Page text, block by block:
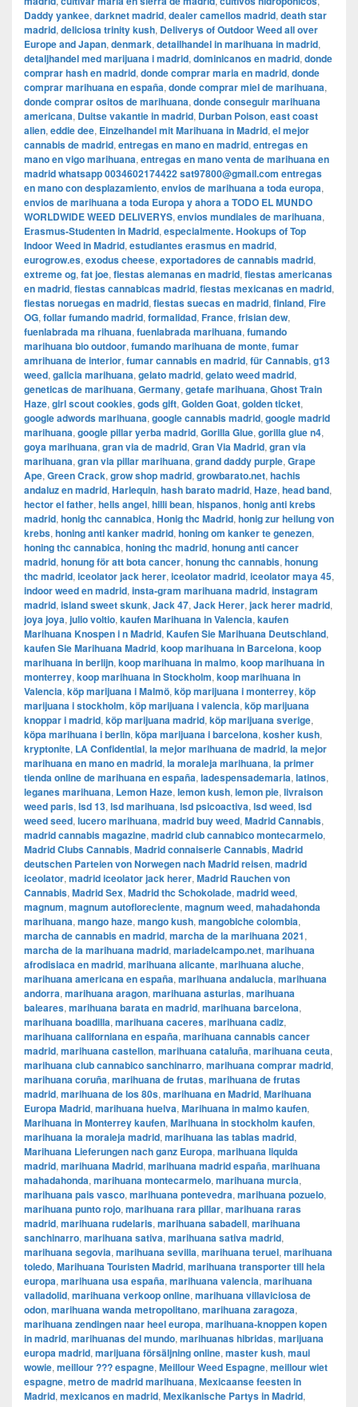
Daddy yankee, darknet madrid, dealer camellos madrid, death star
madrid, deliciosa trinity kush, Deliverys of Outdoor Weed all over
Europe and Japan, denmark, detailhandel in marihuana in madrid,
detaljhandel med marijuana i madrid, dominicanos en madrid, donde
comprar hash en madrid, donde comprar maria en madrid, donde
comprar marihuana en españa, donde comprar miel de marihuana,
donde comprar ositos de marihuana, donde conseguir marihuana
americana, Duitse vakantie in madrid, Durban Poison, east coast
alien, eddie dee, Einzelhandel mit Marihuana in Madrid, el mejor
cannabis de madrid, entregas en mano en madrid, entregas en
mano en vigo marihuana, entregas en mano venta de marihuana en
madrid whatsapp 0034602174422 sat97800@gmail.com entregas
en mano con desplazamiento, envios de marihuana a toda europa,
envios de marihuana a toda Europa y ahora a TODO EL MUNDO
WORLDWIDE WEED DELIVERYS, envios mundiales de marihuana,
Erasmus-Studenten in Madrid, especialmente. Hookups of Top
Indoor Weed in Madrid, estudiantes erasmus en madrid,
eurogrow.es, exodus cheese, exportadores de cannabis madrid,
extreme og, fat joe, fiestas alemanas en madrid, fiestas americanas
en madrid, fiestas cannabicas madrid, fiestas mexicanas en madrid,
fiestas noruegas en madrid, fiestas suecas en madrid, finland, Fire
OG, follar fumando madrid, formalidad, France, frisian dew,
fuenlabrada ma rihuana, fuenlabrada marihuana, fumando
marihuana bio outdoor, fumando marihuana de monte, fumar
amrihuana de interior, fumar cannabis en madrid, für Cannabis, g13
weed, galicia marihuana, gelato madrid, gelato weed madrid,
geneticas de marihuana, Germany, getafe marihuana, Ghost Train
Haze, girl scout cookies, gods gift, Golden Goat, golden ticket,
google adwords marihuana, google cannabis madrid, google madrid
marihuana, google pillar yerba madrid, Gorilla Glue, gorilla glue n4,
goya marihuana, gran via de madrid, ​​Gran Via Madrid, gran via
marihuana, gran via pillar marihuana, grand daddy purple, Grape
Ape, Green Crack, grow shop madrid, growbarato.net, hachis
andaluz en madrid, Harlequin, hash barato madrid, Haze, head band,
hector el father, hells angel, hilli bean, hispanos, honig anti krebs
madrid, honig thc cannabica, Honig thc Madrid, honig zur heilung von
krebs, honing anti kanker madrid, honing om kanker te genezen,
honing thc cannabica, honing thc madrid, honung anti cancer
madrid, honung för att bota cancer, honung thc cannabis, honung
thc madrid, iceolator jack herer, iceolator madrid, iceolator maya 45,
indoor weed en madrid, insta-gram marihuana madrid, instagram
madrid, island sweet skunk, Jack 47, Jack Herer, jack herer madrid,
joya joya, julio voltio, kaufen Marihuana in Valencia, kaufen
Marihuana Knospen i n Madrid, Kaufen Sie Marihuana Deutschland,
kaufen Sie Marihuana Madrid, koop marihuana in Barcelona, koop
marihuana in berlijn, koop marihuana in malmo, koop marihuana in
monterrey, koop marihuana in Stockholm, ​​koop marihuana in
Valencia, köp marijuana i Malmö, köp marijuana i monterrey, köp
marijuana i stockholm, ​​köp marijuana i valencia, köp marijuana
knoppar i madrid, köp marijuana madrid, köp marijuana sverige,
köpa marihuana i berlin, köpa marijuana i barcelona, kosher kush,
kryptonite, LA Confidential, la mejor marihuana de madrid, la mejor
marihuana en mano en madrid, la moraleja marihuana, la primer
tienda online de marihuana en españa, ladespensademaria, latinos,
leganes marihuana, Lemon Haze, lemon kush, lemon pie, livraison
weed paris, lsd 13, lsd marihuana, lsd psicoactiva, lsd weed, lsd
weed seed, lucero marihuana, madrid buy weed, Madrid Cannabis,
madrid cannabis magazine, madrid club cannabico montecarmelo,
Madrid Clubs Cannabis, Madrid connaiserie Cannabis, Madrid
deutschen Parteien von Norwegen nach Madrid reisen, madrid
iceolator, madrid iceolator jack herer, Madrid Rauchen von
Cannabis, Madrid Sex, Madrid thc Schokolade, madrid weed,
magnum, magnum autofloreciente, magnum weed, mahadahonda
marihuana, mango haze, mango kush, mangobiche colombia,
marcha de cannabis en madrid, marcha de la marihuana 2021,
marcha de la marihuana madrid, mariadelcampo.net, marihuana
afrodisiaca en madrid, marihuana alicante, marihuana aluche,
marihuana americana en españa, marihuana andalucia, marihuana
andorra, marihuana aragon, marihuana asturias, marihuana
baleares, marihuana barata en madrid, marihuana barcelona,
marihuana boadilla, marihuana caceres, marihuana cadiz,
marihuana californiana en españa, marihuana cannabis cancer
madrid, marihuana castellon, marihuana cataluña, marihuana ceuta,
marihuana club cannabico sanchinarro, marihuana comprar madrid,
marihuana coruña, marihuana de frutas, marihuana de frutas
madrid, marihuana de los 80s, marihuana en Madrid, Marihuana
Europa Madrid, marihuana huelva, Marihuana in malmo kaufen,
Marihuana in Monterrey kaufen, Marihuana in stockholm kaufen,
marihuana la moraleja madrid, marihuana las tablas madrid,
Marihuana Lieferungen nach ganz Europa, marihuana liquida
madrid, marihuana Madrid, marihuana madrid españa, marihuana
mahadahonda, marihuana montecarmelo, marihuana murcia,
marihuana pais vasco, marihuana pontevedra, marihuana pozuelo,
marihuana punto rojo, marihuana rara pillar, marihuana raras
madrid, marihuana rudelaris, marihuana sabadell, marihuana
sanchinarro, marihuana sativa, marihuana sativa madrid,
marihuana segovia, marihuana sevilla, marihuana teruel, marihuana
toledo, Marihuana Touristen Madrid, marihuana transporter till hela
europa, marihuana usa españa, marihuana valencia, marihuana
valladolid, marihuana verkoop online, marihuana villaviciosa de
odon, marihuana wanda metropolitano, marihuana zaragoza,
marihuana zendingen naar heel europa, marihuana-knoppen kopen
in madrid, marihuanas del mundo, marihuanas hibridas, marijuana
europa madrid, marijuana försäljning online, master kush, maui
wowie, meillour ??? espagne, Meillour Weed Espagne, meillour wiet
espagne, metro de madrid marihuana, Mexicaanse feesten in
Madrid, mexicanos en madrid, Mexikanische Partys in Madrid,